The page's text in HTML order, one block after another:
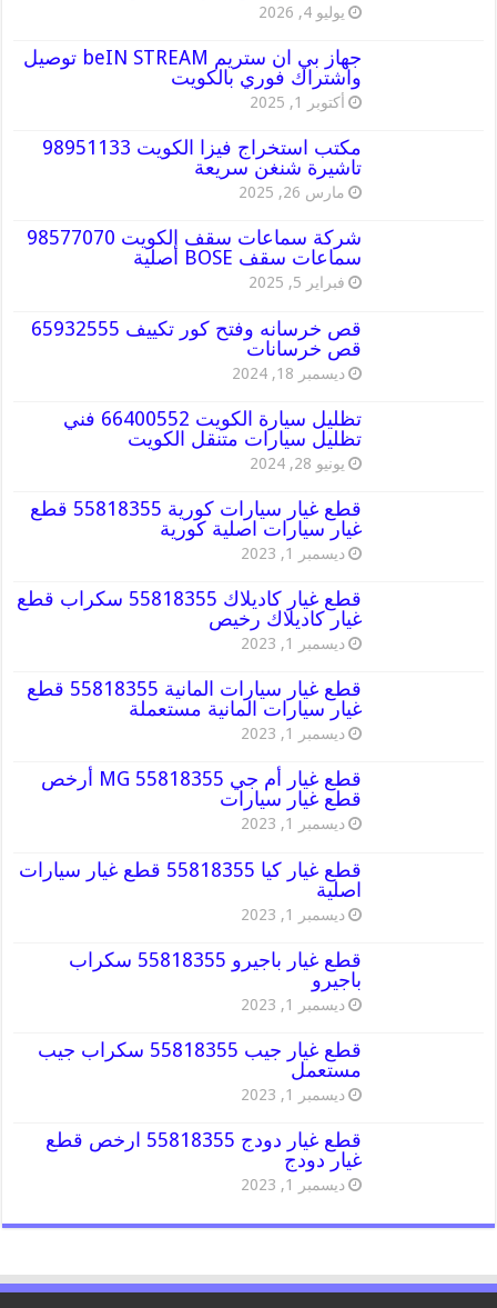
يوليو 4, 2026
جهاز بي ان ستريم beIN STREAM توصيل
واشتراك فوري بالكويت
أكتوبر 1, 2025
مكتب استخراج فيزا الكويت 98951133
تاشيرة شنغن سريعة
مارس 26, 2025
شركة سماعات سقف الكويت 98577070
سماعات سقف BOSE أصلية
فبراير 5, 2025
قص خرسانه وفتح كور تكييف 65932555
قص خرسانات
ديسمبر 18, 2024
تظليل سيارة الكويت 66400552 فني
تظليل سيارات متنقل الكويت
يونيو 28, 2024
قطع غيار سيارات كورية 55818355 قطع
غيار سيارات اصلية كورية
ديسمبر 1, 2023
قطع غيار كاديلاك 55818355 سكراب قطع
غيار كاديلاك رخيص
ديسمبر 1, 2023
قطع غيار سيارات المانية 55818355 قطع
غيار سيارات المانية مستعملة
ديسمبر 1, 2023
قطع غيار أم جي MG 55818355 أرخص
قطع غيار سيارات
ديسمبر 1, 2023
قطع غيار كيا 55818355 قطع غيار سيارات
اصلية
ديسمبر 1, 2023
قطع غيار باجيرو 55818355 سكراب
باجيرو
ديسمبر 1, 2023
قطع غيار جيب 55818355 سكراب جيب
مستعمل
ديسمبر 1, 2023
قطع غيار دودج 55818355 ارخص قطع
غيار دودج
ديسمبر 1, 2023